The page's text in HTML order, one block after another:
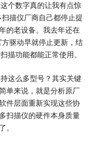
个数字真的让我有点惊
描仪厂商自己都停止提
的老设备。我去年还在
驱动早就停止更新，结
描功能都能正常使用。
这么多型号？其实关键
单来说，就是分析原厂
件层面重新实现这些协
扫描仪的硬件本身质量
。